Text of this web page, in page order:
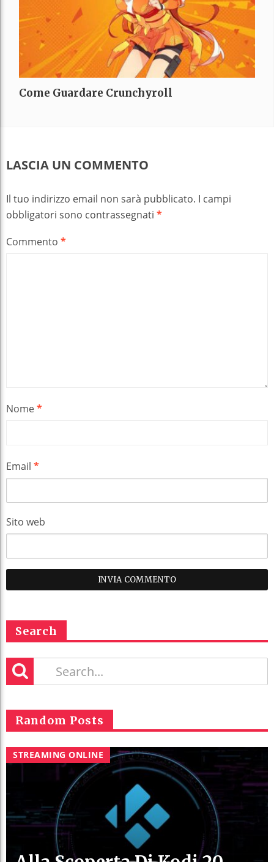
Come Guardare Crunchyroll
LASCIA UN COMMENTO
Il tuo indirizzo email non sarà pubblicato. I campi
obbligatori sono contrassegnati *
Commento *
Nome*
Email *
Sito web
Search
Random Posts
STREAMING ONLINE